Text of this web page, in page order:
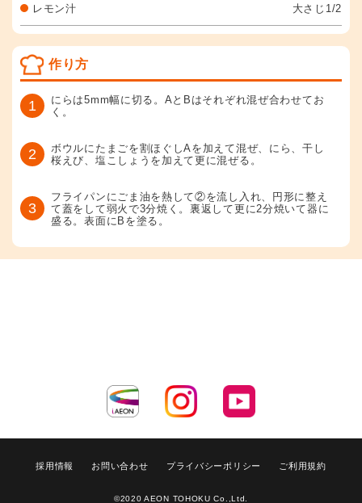
レモン汁 大さじ1/2
作り方
1
にらは5mm幅に切る。AとBはそれぞれ混ぜ合わせてお
く。
2
ボウルにたまごを割ほぐしAを加えて混ぜ、にら、干し
桜えび、塩こしょうを加えて更に混ぜる。
3
フライパンにごま油を熱して②を流し入れ、円形に整え
て蓋をして弱火で3分焼く。裏返して更に2分焼いて器に
盛る。表面にBを塗る。
採用情報 お問い合わせ プライバシーポリシー ご利用規約
©2020 AEON TOHOKU Co.,Ltd.